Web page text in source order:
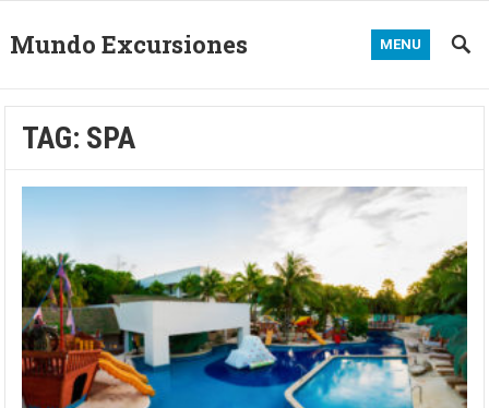
Mundo Excursiones MENU
TAG: SPA